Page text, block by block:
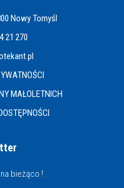
Nowy Tomyśl
21 270
MAŁOLETNICH
bieżąco !